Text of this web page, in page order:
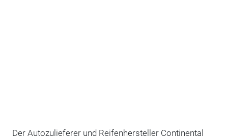
Der Autozulieferer und Reifenhersteller Continental